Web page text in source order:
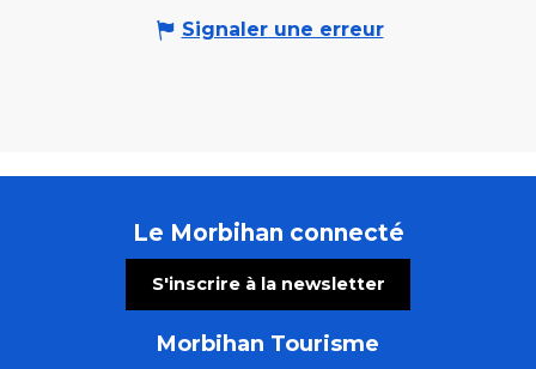
Signaler une erreur
Le Morbihan connecté
S'inscrire à la newsletter
Morbihan Tourisme